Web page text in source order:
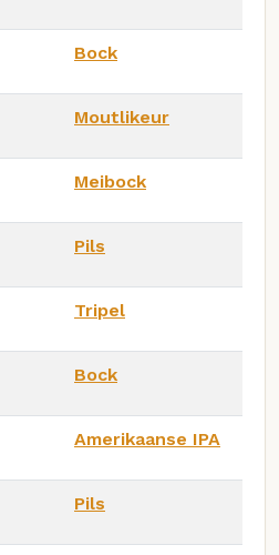
Bock
Moutlikeur
Meibock
Pils
Tripel
Bock
Amerikaanse IPA
Pils